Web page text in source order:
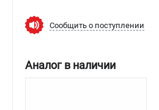
Сообщить о поступлении
Аналог в наличии